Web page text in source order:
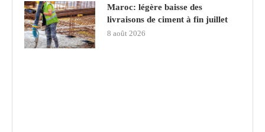
Maroc: légère baisse des
livraisons de ciment à fin juillet
8 août 2026